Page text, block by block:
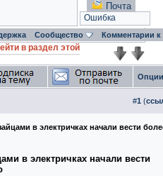
Почта
Ошибка
Сообщество Комментарии
в раздел этой
#1 (
в электричках начали вести
в электричках начали вести